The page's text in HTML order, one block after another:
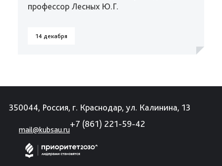
профессор Лесных Ю.Г.
14 декабря
350044, Россия, г. Краснодар, ул. Калинина, 13
mail@kubsau.ru
+7 (861) 221-59-42